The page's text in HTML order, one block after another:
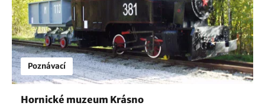
Poznávací
Hornické muzeum Krásno